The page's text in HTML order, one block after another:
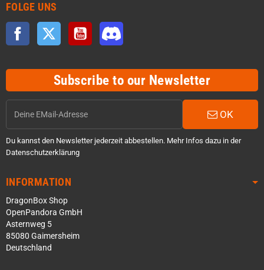
FOLGE UNS
Facebook Twitter YouTube
Subscribe to our Newsletter
OK
Du kannst den Newsletter jederzeit abbestellen. Mehr Infos dazu in der
Datenschutzerklärung
INFORMATION
DragonBox Shop
OpenPandora GmbH
Asternweg 5
85080 Gaimersheim
Deutschland